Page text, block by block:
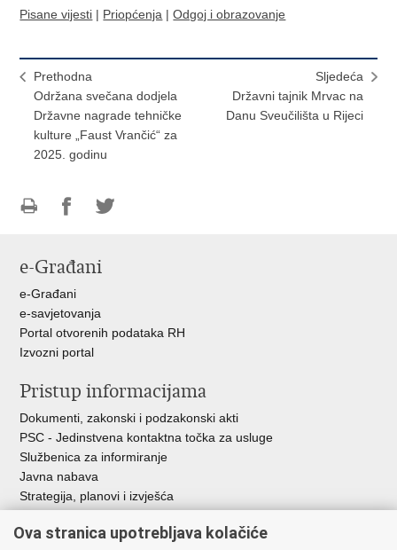
Pisane vijesti | Priopćenja |Odgoj i obrazovanje
Prethodna
Održana svečana dodjela
Državne nagrade tehničke
kulture „Faust Vrančić“ za
2025. godinu
Sljedeća
Državni tajnik Mrvac na
Danu Sveučilišta u Rijeci
FacebookuTwitteru
e-Građani
e-Građani
e-savjetovanja
Portal otvorenih podataka RH
Izvozni portal
Pristup informacijama
Dokumenti, zakonski i podzakonski akti
PSC - Jedinstvena kontaktna točka za usluge
Službenica za informiranje
Javna nabava
Strategija, planovi i izvješća
Ova stranica upotrebljava kolačiće